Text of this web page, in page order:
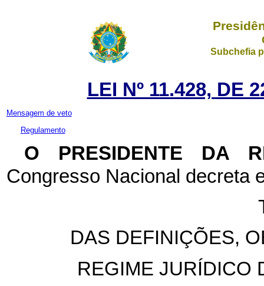
Subchefia
LEI Nº 11.428, DE
Mensagem de veto
Regulamento
O PRESIDENTE DA
Congresso Nacional decreta
DAS DEFINIÇÕES,
REGIME JURÍDICO